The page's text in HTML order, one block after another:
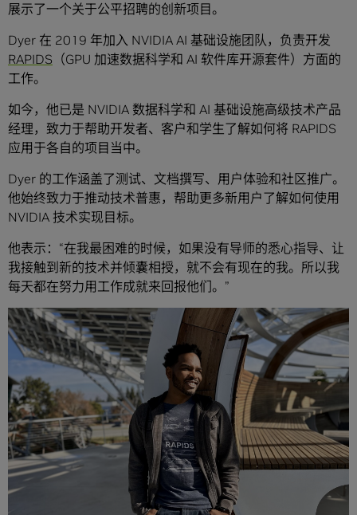
展示了一个关于公平招聘的创新项目。
Dyer 在 2019 年加入 NVIDIA AI 基础设施团队，负责开发
RAPIDS （GPU 加速数据科学和 AI 软件库开源套件）方面的
工作。
如今，他已是 NVIDIA 数据科学和 AI 基础设施高级技术产品
经理，致力于帮助开发者、客户和学生了解如何将 RAPIDS
应用于各自的项目当中。
Dyer 的工作涵盖了测试、文档撰写、用户体验和社区推广。
他始终致力于推动技术普惠，帮助更多新用户了解如何使用
NVIDIA 技术实现目标。
他表示：“在我最困难的时候，如果没有导师的悉心指导、让
我接触到新的技术并倾囊相授，就不会有现在的我。所以我
每天都在努力用工作成就来回报他们。”